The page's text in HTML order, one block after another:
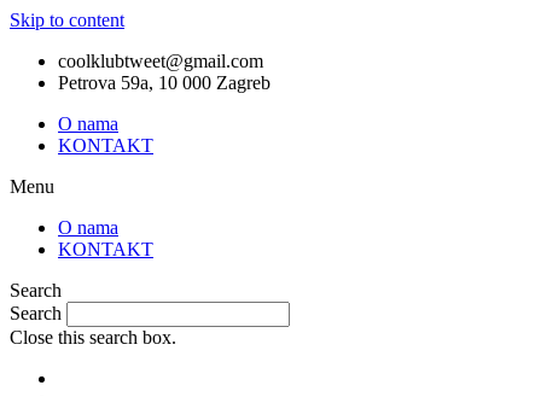
Skip to content
coolklubtweet@gmail.com
Petrova 59a, 10 000 Zagreb
O nama
KONTAKT
Menu
O nama
KONTAKT
Search
Search
Close this search box.